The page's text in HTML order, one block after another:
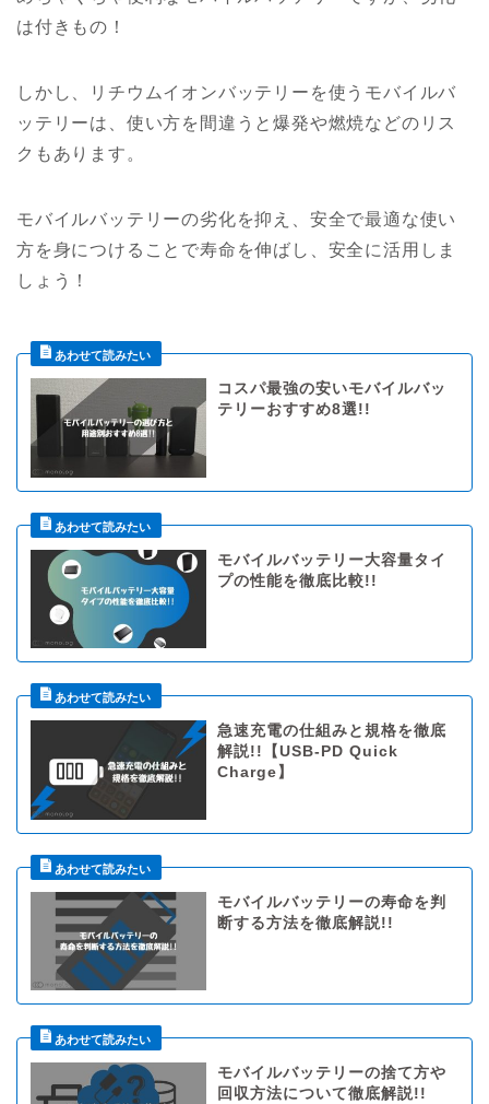
は付きもの！
しかし、リチウムイオンバッテリーを使うモバイルバ
ッテリーは、使い方を間違うと爆発や燃焼などのリス
クもあります。
モバイルバッテリーの劣化を抑え、安全で最適な使い
方を身につけることで寿命を伸ばし、安全に活用しま
しょう！
コスパ最強の安いモバイルバッ
テリーおすすめ8選!!
モバイルバッテリー大容量タイ
プの性能を徹底比較!!
急速充電の仕組みと規格を徹底
解説!!【USB-PD Quick
Charge】
モバイルバッテリーの寿命を判
断する方法を徹底解説!!
モバイルバッテリーの捨て方や
回収方法について徹底解説!!